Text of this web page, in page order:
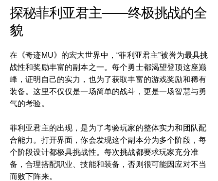
探秘菲利亚君主——终极挑战的全
貌
在《奇迹MU》的宏大世界中，“菲利亚君主”被誉为最具挑
战性和奖励丰富的副本之一。每个勇士都渴望登顶这座巅
峰，证明自己的实力，也为了获取丰富的游戏奖励和稀有
装备。这里不仅仅是一场简单的战斗，更是一场智慧与勇
气的考验。
菲利亚君主的出现，是为了考验玩家的整体实力和团队配
合能力。打开界面，你会发现这个副本分为多个阶段，每
个阶段设计都极具挑战性。每次挑战都要求玩家充分准
备，合理搭配职业、技能和装备，否则很可能因应对不当
而败下阵来。